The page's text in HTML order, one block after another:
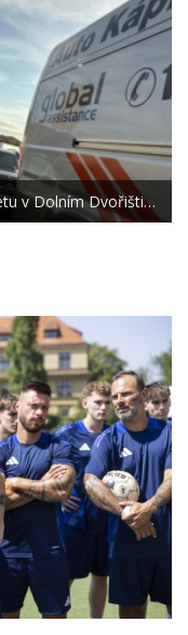
v Dolním Dvořišti…